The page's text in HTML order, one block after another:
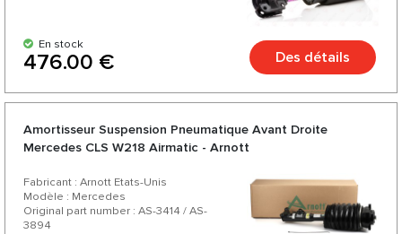
En stock
476.00 € Des détails
Amortisseur Suspension Pneumatique Avant Droite
Mercedes CLS W218 Airmatic - Arnott
Fabricant : Arnott Etats-Unis
Modèle : Mercedes
Original part number : AS-3414 / AS-
3894